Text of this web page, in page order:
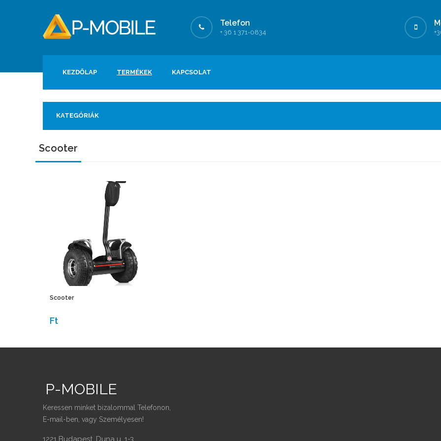
Telefon
+ 36 1 371-0834
KEZDŐLAP TERMÉKEK KAPCSOLAT
KATEGÓRIÁK
Scooter
Scooter
Ft
P-MOBILE
Keressen minket bizalommal Telefonon,
E-mail-ben, vagy Személyesen!
1221 Budapest, Duna u. 1-3.